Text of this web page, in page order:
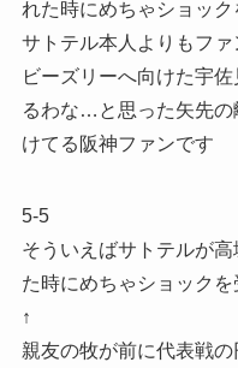
れた時にめちゃショッ
サトテル本人よりもフ
ビーズリーへ向けた宇
るわな…と思った矢先の
けてる阪神ファンです
5-5
そういえばサトテルが
た時にめちゃショック
↑
親友の牧が前に代表戦